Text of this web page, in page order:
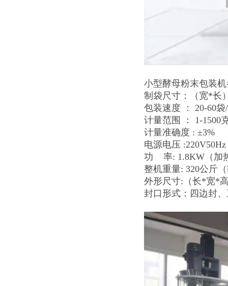
小型酵母粉末包装
制袋尺寸：（宽*长
包装速度 ： 20-60
计量范围 ： 1-1500
计量准确度 : ±3%
电源电压
功 率: 1.8KW（加
整机重量: 320公斤
外形尺寸:（长*宽*
封口形式：四边封